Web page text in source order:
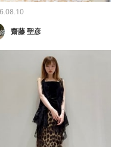
齋藤 聖彦